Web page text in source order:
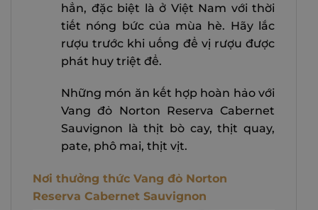
hẳn, đặc biệt là ở Việt Nam với thời
tiết nóng bức của mùa hè. Hãy lắc
rượu trước khi uống để vị rượu được
phát huy triệt để.
Những món ăn kết hợp hoàn hảo với
Vang đỏ Norton Reserva Cabernet
Sauvignon là thịt bò cay, thịt quay,
pate, phô mai, thịt vịt.
Nơi thưởng thức Vang đỏ Norton
Reserva Cabernet Sauvignon